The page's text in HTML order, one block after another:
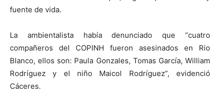
fuente de vida.
La ambientalista había denunciado que “cuatro
compañeros del COPINH fueron asesinados en Rio
Blanco, ellos son: Paula Gonzales, Tomas García, William
Rodríguez y el niño Maicol Rodríguez”, evidenció
Cáceres.